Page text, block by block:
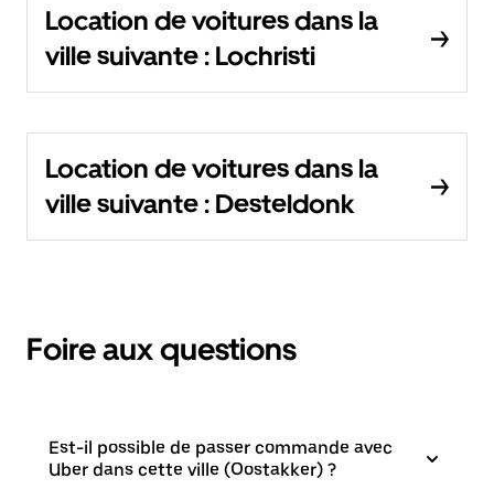
Location de voitures dans la
ville suivante : Lochristi
Location de voitures dans la
ville suivante : Desteldonk
Foire aux questions
Est-il possible de passer commande avec
Uber dans cette ville (Oostakker) ?